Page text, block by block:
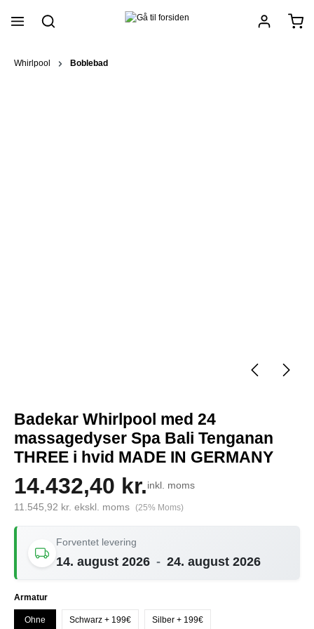
Whirlpool Boblebad
Badekar Whirlpool med 24
massagedyser Spa Bali Tenganan
THREE i hvid MADE IN GERMANY
14.432,40 kr. inkl. moms
11.545,92 kr. ekskl. moms (25% Moms)
Forventet levering
14. august 2026 - 24. august 2026
Vælg
Armatur
Ohne Schwarz + 199€ Silber + 199€